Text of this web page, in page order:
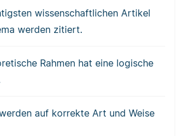
wissenschaftlichen Artikel
werden zitiert.
Rahmen hat eine logische
auf korrekte Art und Weise